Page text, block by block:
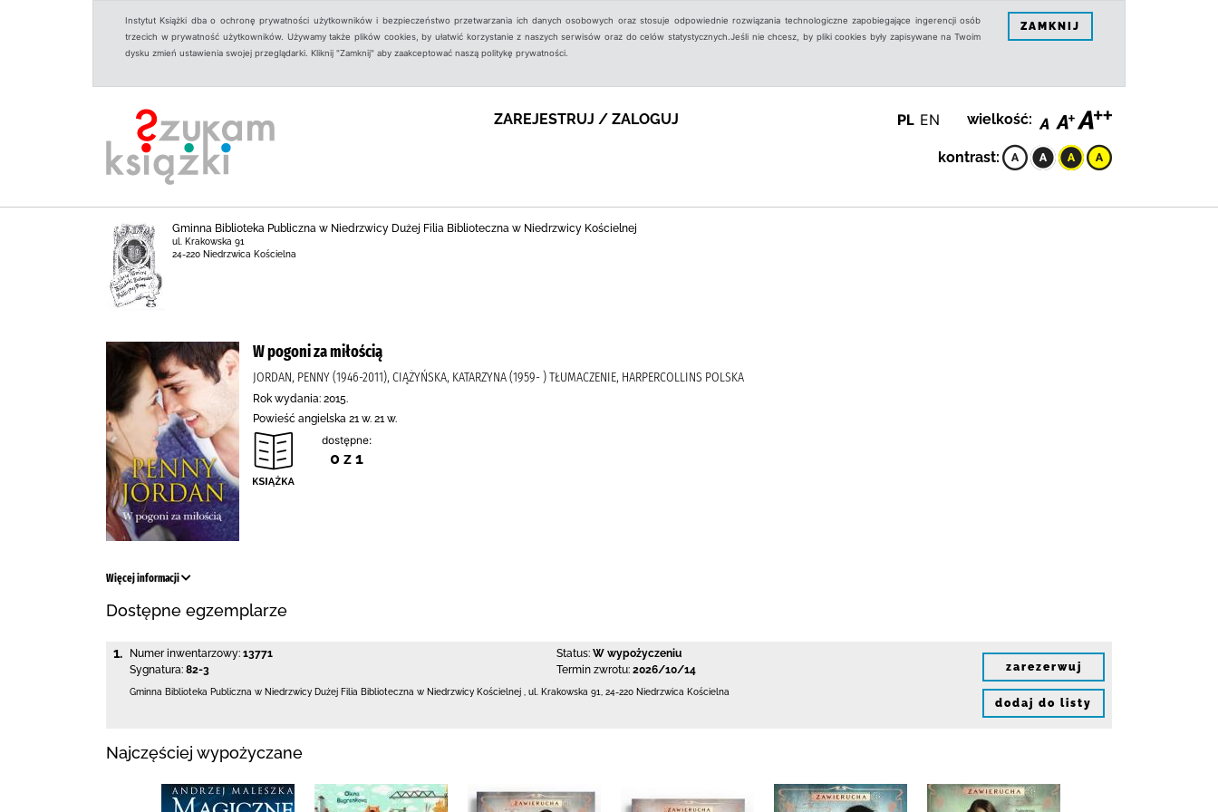
Instytut Książki dba o ochronę prywatności użytkowników i bezpieczeństwo przetwarzania ich danych osobowych oraz stosuje odpowiednie rozwiązania technologiczne zapobiegające ingerencji osób
trzecich w prywatność użytkowników. Używamy także plików cookies, by ułatwić korzystanie z naszych serwisów oraz do celów statystycznych.Jeśli nie chcesz, by pliki cookies były zapisywane na Twoim
dysku zmień ustawienia swojej przeglądarki. Kliknij "Zamknij" aby zaakceptować naszą politykę prywatności.
ZAMKNIJ
ZAREJESTRUJ / ZALOGUJ PL EN wielkość:
kontrast:
Gminna Biblioteka Publiczna w Niedrzwicy Dużej Filia Biblioteczna w Niedrzwicy Kościelnej
ul. Krakowska 91
24-220 Niedrzwica Kościelna
W pogoni za miłością
JORDAN, PENNY (1946-2011), CIĄŻYŃSKA, KATARZYNA (1959- ) TŁUMACZENIE, HARPERCOLLINS POLSKA
Rok wydania: 2015.
Powieść angielska 21 w. 21 w.
dostępne:
0 z 1
Więcej informacji
Dostępne egzemplarze
1. Numer inwentarzowy: 13771
Sygnatura: 82-3
Status: W wypożyczeniu
Termin zwrotu: 2026/10/14
Gminna Biblioteka Publiczna w Niedrzwicy Dużej Filia Biblioteczna w Niedrzwicy Kościelnej ul. Krakowska 91 24-220 Niedrzwica Kościelna
zarezerwuj
dodaj do listy
Najczęściej wypożyczane